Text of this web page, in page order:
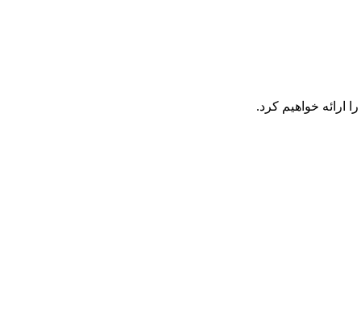
ارائه خواهیم کرد.